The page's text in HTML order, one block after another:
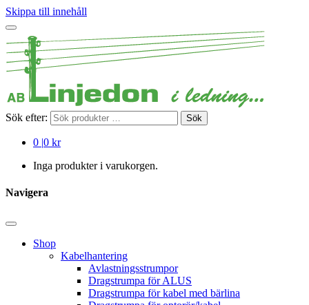
Skippa till innehåll
Sök efter: Sök
0 |0 kr
Inga produkter i varukorgen.
Navigera
Shop
Kabelhantering
Avlastningsstrumpor
Dragstrumpa för ALUS
Dragstrumpa för kabel med bärlina